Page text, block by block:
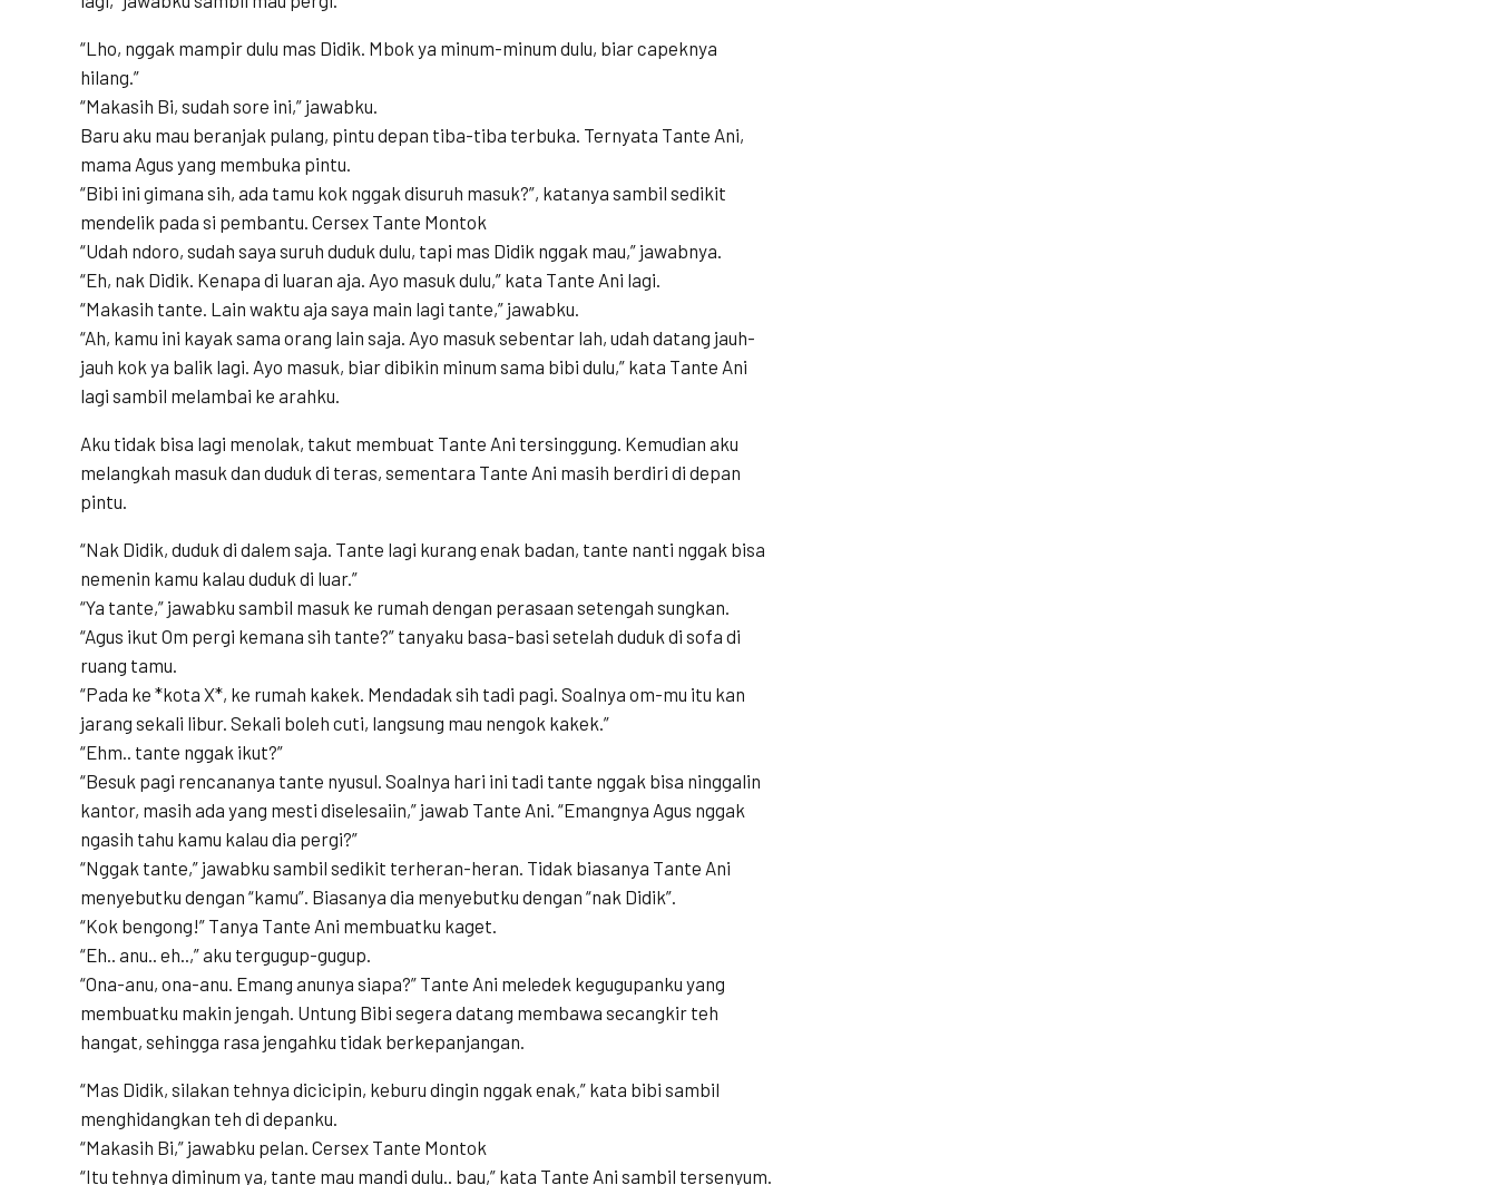
“Lho, nggak mampir dulu mas Didik. Mbok ya minum-minum dulu, biar capeknya
hilang.”
“Makasih Bi, sudah sore ini,” jawabku.
Baru aku mau beranjak pulang, pintu depan tiba-tiba terbuka. Ternyata Tante Ani,
mama Agus yang membuka pintu.
“Bibi ini gimana sih, ada tamu kok nggak disuruh masuk?”, katanya sambil sedikit
mendelik pada si pembantu. Cersex Tante Montok
“Udah ndoro, sudah saya suruh duduk dulu, tapi mas Didik nggak mau,” jawabnya.
“Eh, nak Didik. Kenapa di luaran aja. Ayo masuk dulu,” kata Tante Ani lagi.
“Makasih tante. Lain waktu aja saya main lagi tante,” jawabku.
“Ah, kamu ini kayak sama orang lain saja. Ayo masuk sebentar lah, udah datang jauh-
jauh kok ya balik lagi. Ayo masuk, biar dibikin minum sama bibi dulu,” kata Tante Ani
lagi sambil melambai ke arahku.
Aku tidak bisa lagi menolak, takut membuat Tante Ani tersinggung. Kemudian aku
melangkah masuk dan duduk di teras, sementara Tante Ani masih berdiri di depan
pintu.
“Nak Didik, duduk di dalem saja. Tante lagi kurang enak badan, tante nanti nggak bisa
nemenin kamu kalau duduk di luar.”
“Ya tante,” jawabku sambil masuk ke rumah dengan perasaan setengah sungkan.
“Agus ikut Om pergi kemana sih tante?” tanyaku basa-basi setelah duduk di sofa di
ruang tamu.
“Pada ke *kota X*, ke rumah kakek. Mendadak sih tadi pagi. Soalnya om-mu itu kan
jarang sekali libur. Sekali boleh cuti, langsung mau nengok kakek.”
“Ehm.. tante nggak ikut?”
“Besuk pagi rencananya tante nyusul. Soalnya hari ini tadi tante nggak bisa ninggalin
kantor, masih ada yang mesti diselesaiin,” jawab Tante Ani. “Emangnya Agus nggak
ngasih tahu kamu kalau dia pergi?”
“Nggak tante,” jawabku sambil sedikit terheran-heran. Tidak biasanya Tante Ani
menyebutku dengan “kamu”. Biasanya dia menyebutku dengan “nak Didik”.
“Kok bengong!” Tanya Tante Ani membuatku kaget.
“Eh.. anu.. eh..,” aku tergugup-gugup.
“Ona-anu, ona-anu. Emang anunya siapa?” Tante Ani meledek kegugupanku yang
membuatku makin jengah. Untung Bibi segera datang membawa secangkir teh
hangat, sehingga rasa jengahku tidak berkepanjangan.
“Mas Didik, silakan tehnya dicicipin, keburu dingin nggak enak,” kata bibi sambil
menghidangkan teh di depanku.
“Makasih Bi,” jawabku pelan. Cersex Tante Montok
“Itu tehnya diminum ya, tante mau mandi dulu.. bau,” kata Tante Ani sambil tersenyum.